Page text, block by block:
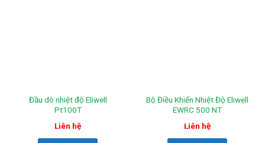
Đầu dò nhiệt độ Eliwell
Pt100T
Liên hệ
Bộ Điều Khiển Nhiệt Độ Eliwell
EWRC 500 NT
Liên hệ